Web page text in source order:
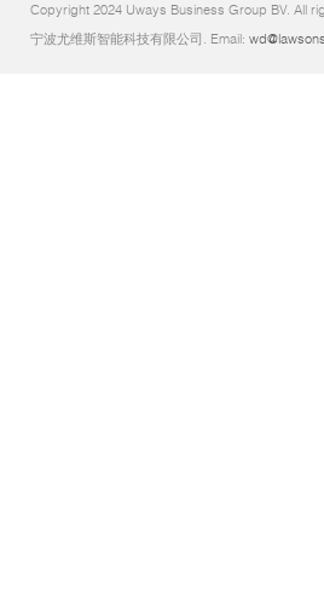
Copyright 2024 Uways Business Group BV. All
宁波尤维斯智能科技有限公司. Email: